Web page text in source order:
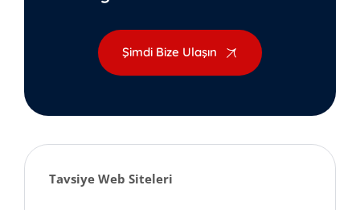
Şimdi Bize Ulaşın
Tavsiye Web Siteleri